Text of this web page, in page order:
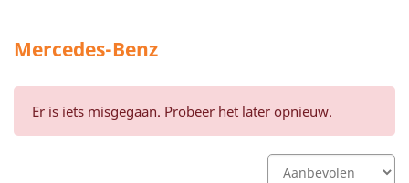
Mercedes-Benz
Er is iets misgegaan. Probeer het later opnieuw.